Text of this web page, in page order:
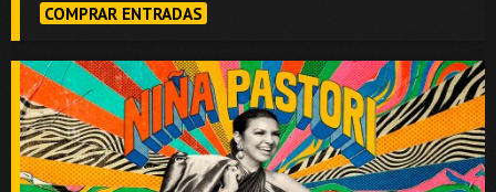
COMPRAR ENTRADAS